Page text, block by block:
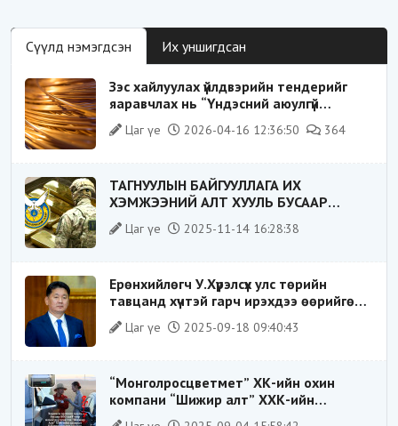
Сүүлд нэмэгдсэн Их уншигдсан
Зэс хайлуулах үйлдвэрийн тендерийг
яаравчлах нь “Үндэсний аюулгүй
байдал“-д эрсдэлтэй юу?
Цаг үе 2026-04-16 12:36:50 364
ТАГНУУЛЫН БАЙГУУЛЛАГА ИХ
ХЭМЖЭЭНИЙ АЛТ ХУУЛЬ БУСААР
ХИЛЭЭР ГАРГАХ ГЭЖ БАЙСАН
ҮЙЛДЛИЙГ ТАСЛАН ЗОГСООЛОО
Цаг үе 2025-11-14 16:28:38
Ерөнхийлөгч У.Хүрэлсүх улс төрийн
тавцанд хүчтэй гарч ирэхдээ өөрийгөө
шударга ёсны төлөө тэмцэгч, “хуучин
тогтолцооны хонгилыг нураагч” гэсэн
Цаг үе 2025-09-18 09:40:43
“Монголросцветмет” ХК-ийн охин
компани “Шижир алт” ХХК-ийн
Гүйцэтгэх захирлаар ажиллаж байсан